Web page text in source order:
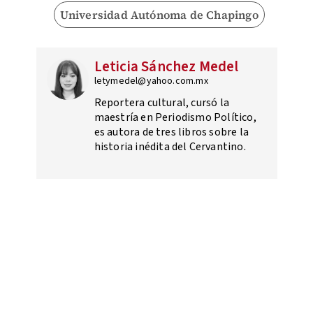
Universidad Autónoma de Chapingo
Leticia Sánchez Medel
letymedel@yahoo.com.mx
Reportera cultural, cursó la
maestría en Periodismo Político,
es autora de tres libros sobre la
historia inédita del Cervantino.